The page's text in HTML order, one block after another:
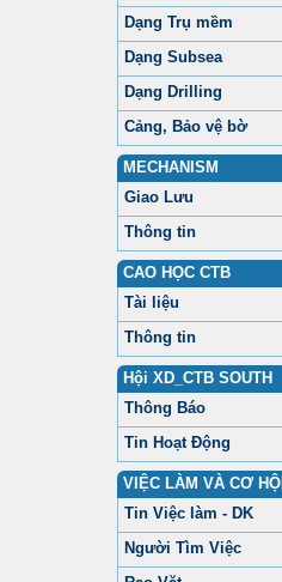
Dạng Trụ mềm
Dạng Subsea
Dạng Drilling
Cảng, Bảo vệ bờ
MECHANISM
Giao Lưu
Thông tin
CAO HỌC CTB
Tài liệu
Thông tin
Hội XD_CTB SOUTH
Thông Báo
Tin Hoạt Động
VIỆC LÀM VÀ CƠ HỘI
Tin Việc làm - DK
Người Tìm Việc